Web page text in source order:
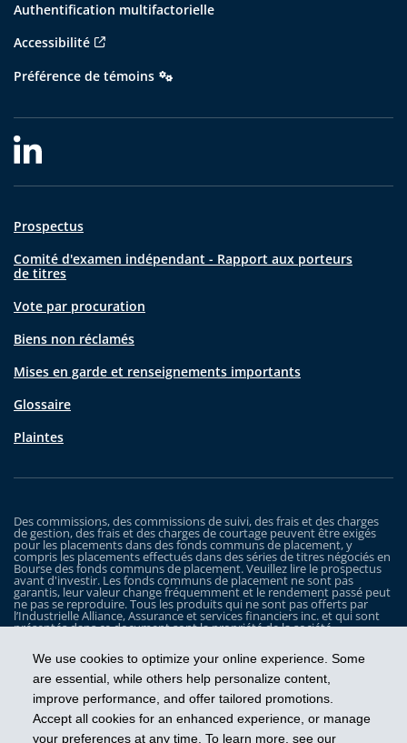
We use cookies to optimize your online experience. Some
are essential, while others help personalize content,
improve performance, and offer tailored promotions.
Accept all cookies for an enhanced experience, or manage
your preferences at any time. To learn more, see our
Authentification multifactorielle
Accessibilité
Préférence de témoins
Prospectus
Comité d'examen indépendant - Rapport aux porteurs
de titres
Vote par procuration
Biens non réclamés
Mises en garde et renseignements importants
Glossaire
Plaintes
Des commissions, des commissions de suivi, des frais et des charges
de gestion, des frais et des charges de courtage peuvent être exigés
pour les placements dans des fonds communs de placement, y
compris les placements effectués dans des séries de titres négociés en
Bourse des fonds communs de placement. Veuillez lire le prospectus
avant d'investir. Les fonds communs de placement ne sont pas
garantis, leur valeur change fréquemment et le rendement passé peut
ne pas se reproduire. Tous les produits qui ne sont pas offerts par
l’Industrielle Alliance, Assurance et services financiers inc. et qui sont
présentés dans ce document sont la propriété de la société
sont utilisés ici qu’à titre d’illustration seulement.
Les Fonds iA Clarington sont gérés par Placements IA Clarington inc. iA
Clarington, le logo d’iA Clarington, iA Gestion de patrimoine et le logo
de iA Gestion de patrimoine sont des marques de commerce, utilisées
sous licence, de l’Industrielle Alliance, Assurance et services financiers